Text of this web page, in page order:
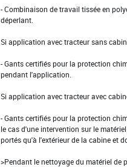
- Combinaison de travail tissée en
déperlant.
Si application avec tracteur sans
- Gants certifiés pour la protection
pendant l'application.
Si application avec tracteur avec
- Gants certifiés pour la protection
le cas d'une intervention sur le
portés qu'à l'extérieur de la cabine et
>Pendant le nettoyage du matériel de